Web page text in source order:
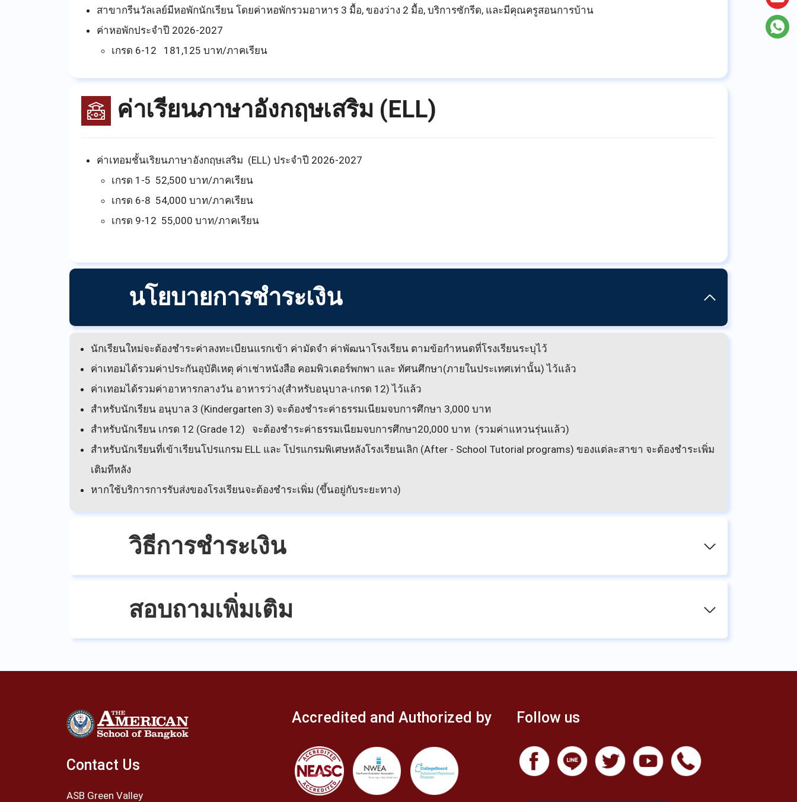
สาขากรีนวัลเลย์มีหอพักนักเรียน โดยค่าหอพักรวมอาหาร 3 มื้อ, ของว่าง 2 มื้อ, บริการซักรีด, และมีคุณครูสอนการบ้าน
ค่าหอพักประจำปี 2026-2027
เกรด 6-12 181,125 บาท/ภาคเรียน
ค่าเรียนภาษาอังกฤษเสริม (ELL)
ค่าเทอมชั้นเริยนภาษาอังกฤษเสริม (ELL) ประจำปี 2026-2027
เกรด 1-5 52,500 บาท/ภาคเรียน
เกรด 6-8 54,000 บาท/ภาคเรียน
เกรด 9-12 55,000 บาท/ภาคเรียน
นโยบายการชำระเงิน
นักเรียนใหม่จะต้องชำระค่าลงทะเบียนแรกเข้า ค่ามัดจำ ค่าพัฒนาโรงเรียน ตามข้อกำหนดที่โรงเรียนระบุไว้
ค่าเทอมได้รวมค่าประกันอุบัติเหตุ ค่าเช่าหนังสือ คอมพิวเตอร์พกพา และ ทัศนศึกษา(ภายในประเทศเท่านั้น) ไว้แล้ว
ค่าเทอมได้รวมค่าอาหารกลางวัน อาหารว่าง(สำหรับอนุบาล-เกรด 12) ไว้แล้ว
สำหรับนักเรียน อนุบาล 3 (Kindergarten 3) จะต้องชำระค่าธรรมเนียมจบการศึกษา 3,000 บาท
สำหรับนักเรียน เกรด 12 (Grade 12) จะต้องชำระค่าธรรมเนียมจบการศึกษา20,000 บาท (รวมค่าแหวนรุ่นแล้ว)
สำหรับนักเรียนที่เข้าเรียนโปรแกรม ELL และ โปรแกรมพิเศษหลังโรงเรียนเลิก (After - School Tutorial programs) ของแต่ละสาขา จะต้องชำระเพิ่ม
เติมทีหลัง
หากใช้บริการการรับส่งของโรงเรียนจะต้องชำระเพิ่ม (ขึ้นอยู่กับระยะทาง)
วิธีการชำระเงิน
สอบถามเพิ่มเติม
Contact Us
ASB Green Valley
Accredited and Authorized by Follow us